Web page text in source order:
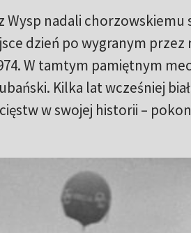
Wysp nadali
dzień po wygranym przez
W tamtym pamiętnym
Kilka lat wcześniej
w swojej historii –